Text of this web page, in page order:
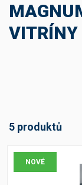
VITRÍNY
5 produktů
NOVÉ